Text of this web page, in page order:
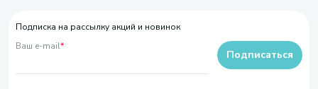
Подписка на рассылку акций и новинок
Ваш e-mail*
Подписаться